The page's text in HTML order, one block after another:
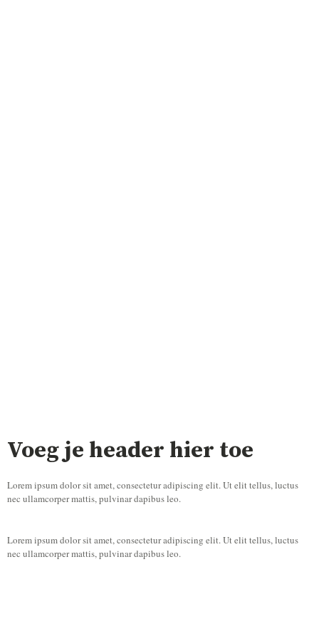
Voeg je header hier toe
Lorem ipsum dolor sit amet, consectetur adipiscing elit. Ut elit tellus, luctus
nec ullamcorper mattis, pulvinar dapibus leo.
Lorem ipsum dolor sit amet, consectetur adipiscing elit. Ut elit tellus, luctus
nec ullamcorper mattis, pulvinar dapibus leo.